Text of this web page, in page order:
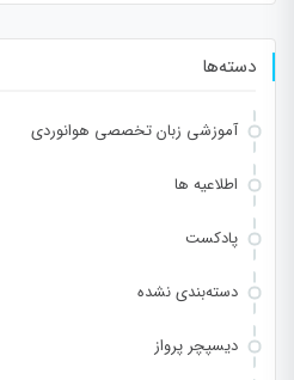
دسته‌ها
آموزشی زبان تخصصی هوانوردی
اطلاعیه ها
پادکست
دسته‌بندی نشده
دیسپچر پرواز